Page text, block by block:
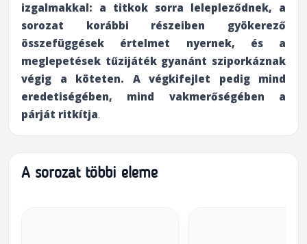
izgalmakkal: a titkok sorra lelepleződnek, a
sorozat korábbi részeiben gyökerező
összefüggések értelmet nyernek, és a
meglepetések tűzijáték gyanánt sziporkáznak
végig a köteten. A végkifejlet pedig mind
eredetiségében, mind vakmerőségében a
párját ritkítja.
A sorozat többi eleme